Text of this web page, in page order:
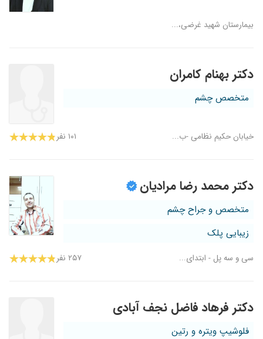
بیمارستان شهید غرضی،...
دکتر بهنام کامران
متخصص چشم
خیابان حکیم نظامی -ب... ۱۰۱ نفر
دکتر محمد رضا مرادیان
متخصص و جراح چشم
زیبایی پلک
سی و سه پل - ابتدای... ۲۵۷ نفر
دکتر فرهاد فاضل نجف آبادی
فلوشیپ ویتره و رتین